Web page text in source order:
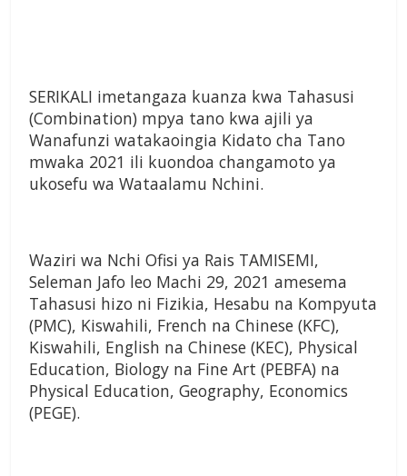
SERIKALI imetangaza kuanza kwa Tahasusi
(Combination) mpya tano kwa ajili ya
Wanafunzi watakaoingia Kidato cha Tano
mwaka 2021 ili kuondoa changamoto ya
ukosefu wa Wataalamu Nchini.
Waziri wa Nchi Ofisi ya Rais TAMISEMI,
Seleman Jafo leo Machi 29, 2021 amesema
Tahasusi hizo ni Fizikia, Hesabu na Kompyuta
(PMC), Kiswahili, French na Chinese (KFC),
Kiswahili, English na Chinese (KEC), Physical
Education, Biology na Fine Art (PEBFA) na
Physical Education, Geography, Economics
(PEGE).